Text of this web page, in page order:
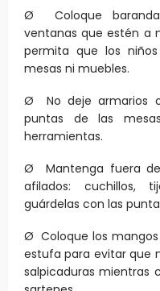
Ø Coloque
ventanas que estén a
permita que los
mesas ni muebles.
Ø No deje armarios
puntas de las
herramientas.
Ø Mantenga fuera
afilados: cuchillos,
guárdelas con las
Ø Coloque los mangos
estufa para evitar que
salpicaduras mientras